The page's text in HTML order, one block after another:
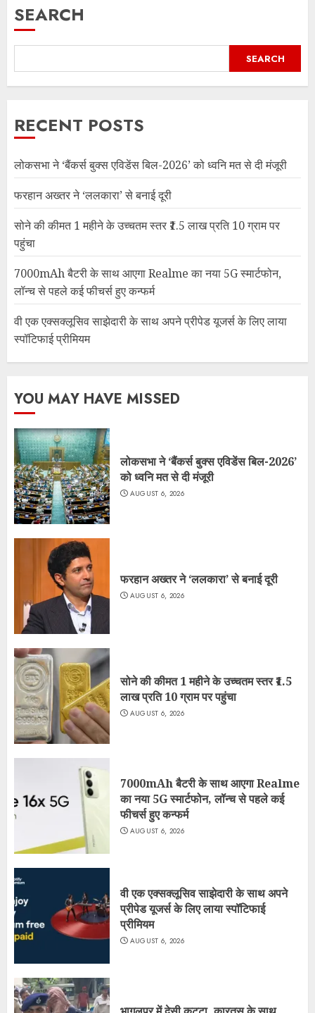
SEARCH
SEARCH
RECENT POSTS
लोकसभा ने ‘बैंकर्स बुक्स एविडेंस बिल-2026’ को ध्वनि मत से दी मंजूरी
फरहान अख्तर ने ‘ललकारा’ से बनाई दूरी
सोने की कीमत 1 महीने के उच्चतम स्तर ₹1.5 लाख प्रति 10 ग्राम पर
पहुंचा
7000mAh बैटरी के साथ आएगा Realme का नया 5G स्मार्टफोन,
लॉन्च से पहले कई फीचर्स हुए कन्फर्म
वी एक एक्सक्लूसिव साझेदारी के साथ अपने प्रीपेड यूजर्स के लिए लाया
स्पॉटिफाई प्रीमियम
YOU MAY HAVE MISSED
लोकसभा ने ‘बैंकर्स बुक्स एविडेंस बिल-2026’
को ध्वनि मत से दी मंजूरी
AUGUST 6, 2026
फरहान अख्तर ने ‘ललकारा’ से बनाई दूरी
AUGUST 6, 2026
सोने की कीमत 1 महीने के उच्चतम स्तर ₹1.5
लाख प्रति 10 ग्राम पर पहुंचा
AUGUST 6, 2026
7000mAh बैटरी के साथ आएगा Realme
का नया 5G स्मार्टफोन, लॉन्च से पहले कई
फीचर्स हुए कन्फर्म
AUGUST 6, 2026
वी एक एक्सक्लूसिव साझेदारी के साथ अपने
प्रीपेड यूजर्स के लिए लाया स्पॉटिफाई
प्रीमियम
AUGUST 6, 2026